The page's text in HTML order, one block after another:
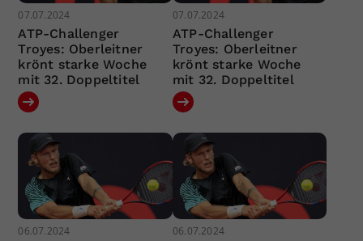
07.07.2024
ATP-Challenger
Troyes: Oberleitner
krönt starke Woche
mit 32. Doppeltitel
07.07.2024
ATP-Challenger
Troyes: Oberleitner
krönt starke Woche
mit 32. Doppeltitel
06.07.2024 06.07.2024